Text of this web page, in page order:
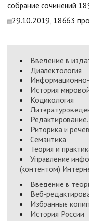
собрание сочинений
29.10.2019, 18663
Введение в
Диалектология
Информационно-
История
Кодикология
Риторика и
Семантика
Теория и
Управление
(контентом)
Введение в
Веб-
Избранные
История России